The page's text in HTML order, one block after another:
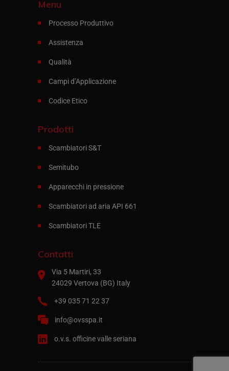
Menu
Processo Produttivo
Assistenza
Qualità
Campi d’Applicazione
Codice Etico
Prodotti
Scambiatori S&T
Semitubo
Apparecchi in pressione
Scambiatori ad aria API 661
Scambiatori TLE
Contatti
Via 5 Martiri, 33
24029 Vertova (BG) Italy
+39 035 71 22 37
info@ovsspa.it
o.v.s. officine valle seriana